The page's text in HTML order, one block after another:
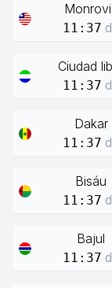
11:37
Ciudad
11:37
Dakar
11:37
Bisáu
11:37
Bajul
11:37